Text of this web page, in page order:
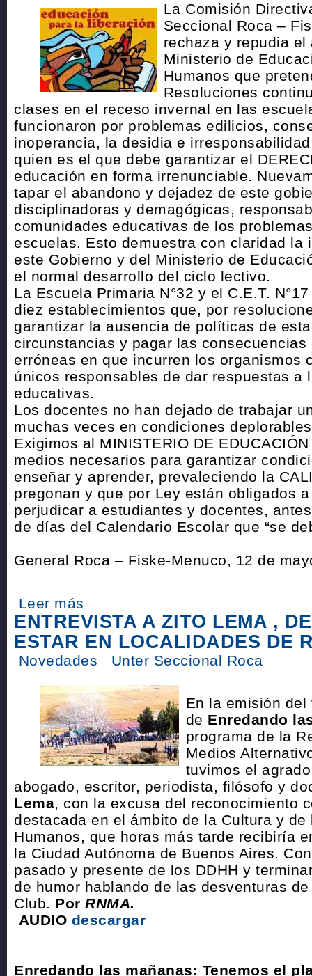
La Comisión
Seccional Roca –
rechaza y repudia
Ministerio de
Humanos que
Resoluciones
clases en el receso invernal en las
funcionaron por problemas edilicios,
inoperancia, la desidia e
quien es el que debe garantizar el
educación en forma irrenunciable.
tapar el abandono y dejadez de este
disciplinadoras y demagógicas,
comunidades educativas de los
escuelas. Esto demuestra con claridad la
este Gobierno y del Ministerio de
el normal desarrollo del ciclo lectivo.
La Escuela Primaria N°32 y el C.E.T.
diez establecimientos que, por
garantizar la ausencia de políticas de
circunstancias y pagar las consecuencias
erróneas en que incurren los organismos
únicos responsables de dar respuestas a
educativas.
Los docentes no han dejado de trabajar
muchas veces en condiciones
Exigimos al MINISTERIO DE
medios necesarios para garantizar
enseñar y aprender, prevaleciendo la
pregonan y que por Ley están obligados
perjudicar a estudiantes y docentes,
de días del Calendario Escolar que “se
General Roca – Fiske-Menuco, 12 de
Leer más
ENTREVISTA A ZITO LEMA ,
ESTAR EN LOCALIDADES DE
Novedades Unter Seccional Roca
En la emisión
de Enredando
programa de la
Medios
tuvimos el
abogado, escritor, periodista, filósofo y
Lema, con la excusa del reconocimiento
destacada en el ámbito de la Cultura y de
Humanos, que horas más tarde recibiría
la Ciudad Autónoma de Buenos Aires.
pasado y presente de los DDHH y
de humor hablando de las desventuras
Club. Por RNMA.
AUDIO descargar
Enredando las mañanas: Tenemos el